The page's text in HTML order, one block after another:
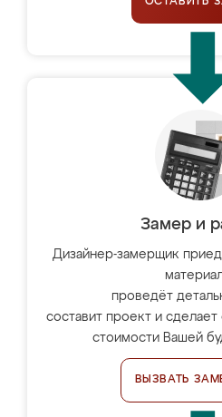
Замер и
Дизайнер-замерщик
проведёт
составит проект и сделает
стоимости Вашей
ВЫЗВАТЬ